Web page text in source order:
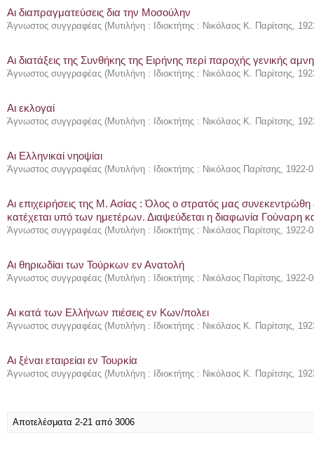
Αι διαπραγματεύσεις δια την Μοσούλην
Άγνωστος συγγραφέας (Μυτιλήνη : Ιδιοκτήτης : Νικόλαος Κ. Παρίτσης,
Αι διατάξεις της Συνθήκης της Ειρήνης περί παροχής γενικής
Άγνωστος συγγραφέας (Μυτιλήνη : Ιδιοκτήτης : Νικόλαος Κ. Παρίτσης,
Αι εκλογαί
Άγνωστος συγγραφέας (Μυτιλήνη : Ιδιοκτήτης : Νικόλαος Κ. Παρίτσης,
Αι Ελληνικαί νηοψίαι
Άγνωστος συγγραφέας (Μυτιλήνη : Ιδιοκτήτης : Νικόλαος Παρίτσης, 1922-
Αι επιχειρήσεις της Μ. Ασίας : Όλος ο στρατός μας
κατέχεται υπό των ημετέρων. Διαψεύδεται η διαφωνία Γούναρη
Άγνωστος συγγραφέας (Μυτιλήνη : Ιδιοκτήτης : Νικόλαος Παρίτσης, 1922-
Αι θηριωδίαι των Τούρκων εν Ανατολή
Άγνωστος συγγραφέας (Μυτιλήνη : Ιδιοκτήτης : Νικόλαος Παρίτσης, 1922-
Αι κατά των Ελλήνων πιέσεις εν Κων/πολει
Άγνωστος συγγραφέας (Μυτιλήνη : Ιδιοκτήτης : Νικόλαος Κ. Παρίτσης,
Αι ξέναι εταιρείαι εν Τουρκία
Άγνωστος συγγραφέας (Μυτιλήνη : Ιδιοκτήτης : Νικόλαος Κ. Παρίτσης,
Αποτελέσματα 2-21 από 3006